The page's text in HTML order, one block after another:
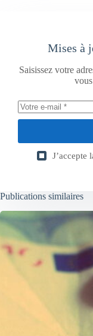
Mises à
Saisissez votre
J’accepte
Publications similaires